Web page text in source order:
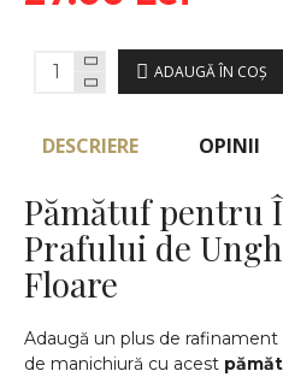
ADAUGĂ ÎN COŞ
DESCRIERE OPINII
Pămătuf pentru
Prafului de
Floare
Adaugă un plus de
de manichiură cu acest